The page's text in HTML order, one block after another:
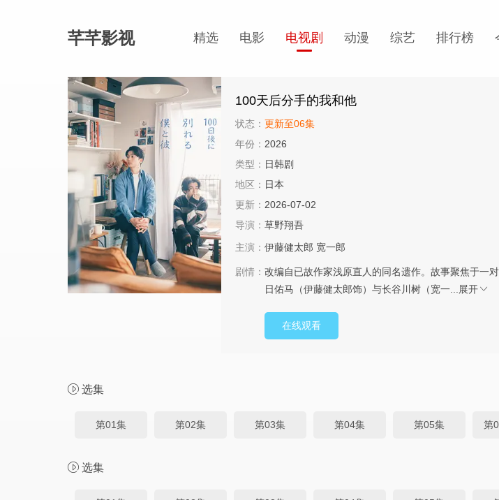
芊芊影视 精选 电影 电视剧 动漫 综艺 排行榜
100天后分手的我和他
状态： 更新至06集
年份： 2026
类型： 日韩剧
地区： 日本
更新： 2026-07-02
导演： 草野翔吾
主演： 伊藤健太郎 宽一郎
剧情： 改编自已故作家浅原直人的同名遗作。故事聚焦于一
日佑马（伊藤健太郎饰）与长谷川树（宽一...
展开
在线观看
选集
第01集 第02集 第03集 第04集 第05集 第
选集